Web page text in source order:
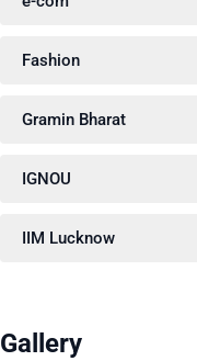
Fashion
Gramin Bharat
IGNOU
IIM Lucknow
Gallery